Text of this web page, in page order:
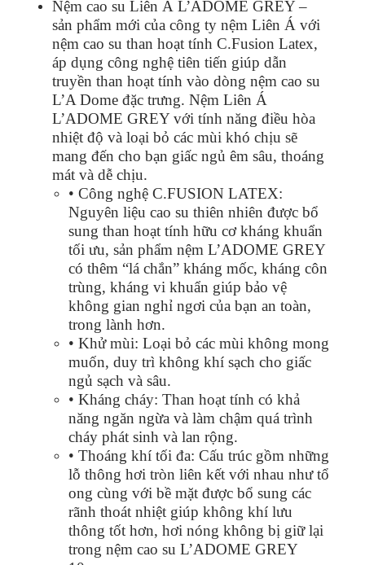
Nệm cao su Liên Á L’ADOME GREY –
sản phẩm mới của công ty nệm Liên Á với
nệm cao su than hoạt tính C.Fusion Latex,
áp dụng công nghệ tiên tiến giúp dẫn
truyền than hoạt tính vào dòng nệm cao su
L’A Dome đặc trưng. Nệm Liên Á
L’ADOME GREY với tính năng điều hòa
nhiệt độ và loại bỏ các mùi khó chịu sẽ
mang đến cho bạn giấc ngủ êm sâu, thoáng
mát và dễ chịu.
• Công nghệ C.FUSION LATEX:
Nguyên liệu cao su thiên nhiên được bổ
sung than hoạt tính hữu cơ kháng khuẩn
tối ưu, sản phẩm nệm L’ADOME GREY
có thêm “lá chắn” kháng mốc, kháng côn
trùng, kháng vi khuẩn giúp bảo vệ
không gian nghỉ ngơi của bạn an toàn,
trong lành hơn.
• Khử mùi: Loại bỏ các mùi không mong
muốn, duy trì không khí sạch cho giấc
ngủ sạch và sâu.
• Kháng cháy: Than hoạt tính có khả
năng ngăn ngừa và làm chậm quá trình
cháy phát sinh và lan rộng.
• Thoáng khí tối đa: Cấu trúc gồm những
lỗ thông hơi tròn liên kết với nhau như tổ
ong cùng với bề mặt được bổ sung các
rãnh thoát nhiệt giúp không khí lưu
thông tốt hơn, hơi nóng không bị giữ lại
trong nệm cao su L’ADOME GREY